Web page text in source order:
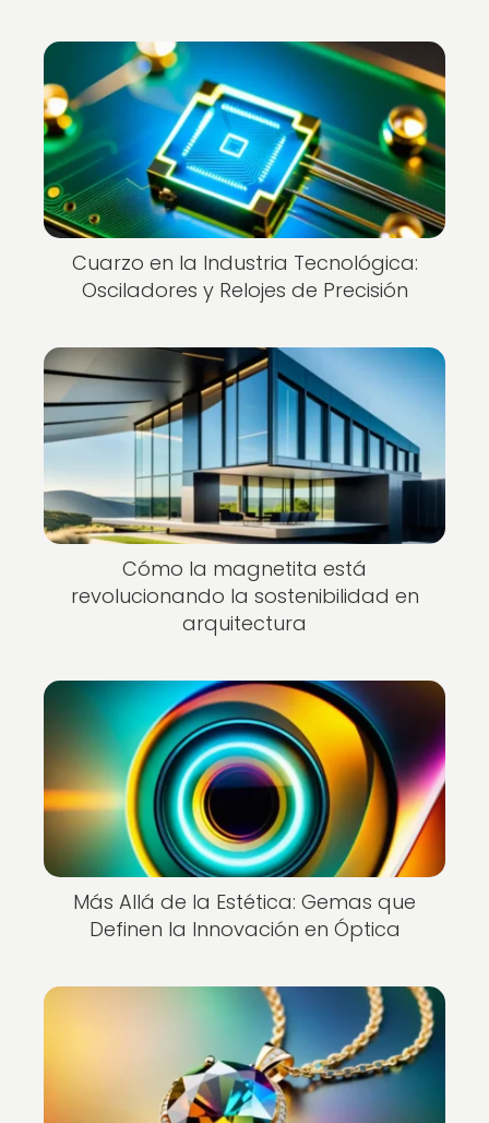
Cuarzo en la Industria Tecnológica:
Osciladores y Relojes de Precisión
Cómo la magnetita está
revolucionando la sostenibilidad en
arquitectura
Más Allá de la Estética: Gemas que
Definen la Innovación en Óptica